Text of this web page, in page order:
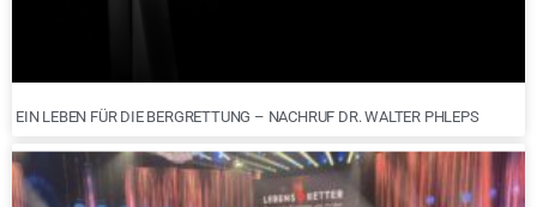
EIN LEBEN FÜR DIE BERGRETTUNG – NACHRUF DR. WALTER PHLEPS